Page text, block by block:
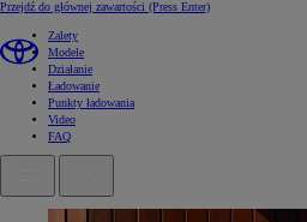
Przejdź do głównej zawartości (Press Enter)
Zalety
Modele
Działanie
Ładowanie
Punkty ładowania
Video
FAQ